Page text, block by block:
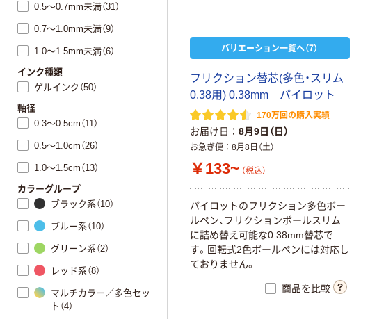
バリエーション一覧へ（7）
フ リ クシ ョ ン替芯(多色・ ス リ ム
0.38用) 0.38mm パイ ロ ッ ト
170万回の購入実績
お届け日 8月9日（日）
お急ぎ便 8月8日（土）
￥133~ （税込）
パイ ロ ッ トのフ リ クシ ョ ン多色ボー
ルペン、 フ リ クシ ョ ンボールス リ ム
に詰め替え 可能な0 38mm替芯で
す。 回転式2色ボールペンには対応し
ており ません。
商品を比較
0.5～0.7mm未満（31）
0.7～1.0mm未満（9）
1.0～1.5mm未満（6）
インク種類
ゲルインク（50）
軸径
0.3～0.5cm（11）
0.5～1.0cm（26）
1.0～1.5cm（13）
カラーグループ
ブラック系（10）
ブルー系（10）
グリーン系（2）
レッド系（8）
マルチカラー／多色セッ
ト（4）